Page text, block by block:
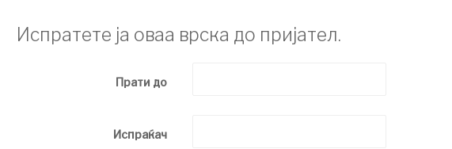
Испратете ја оваа врска до пријател.
Прати до
Испраќач